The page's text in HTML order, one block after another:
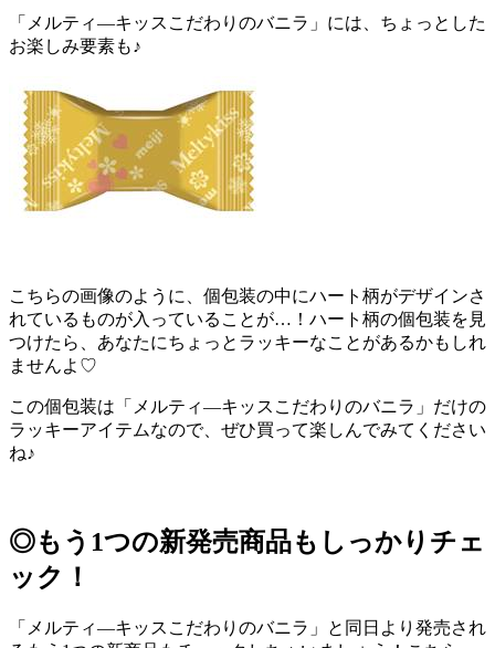
「メルティ―キッスこだわりのバニラ」には、ちょっとした
お楽しみ要素も♪
こちらの画像のように、個包装の中にハート柄がデザインさ
れているものが入っていることが…！ハート柄の個包装を見
つけたら、あなたにちょっとラッキーなことがあるかもしれ
ませんよ♡
この個包装は「メルティ―キッスこだわりのバニラ」だけの
ラッキーアイテムなので、ぜひ買って楽しんでみてください
ね♪
◎もう1つの新発売商品もしっかりチェ
ック！
「メルティ―キッスこだわりのバニラ」と同日より発売され